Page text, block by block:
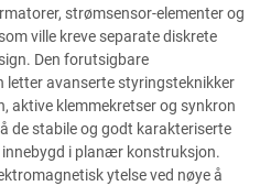
strømsensor-elementer og
ville kreve separate diskrete
Den forutsigbare
letter avanserte styringsteknikker
aktive klemmekretser og synkron
de stabile og godt karakteriserte
i planær konstruksjon.
ytelse ved nøye å